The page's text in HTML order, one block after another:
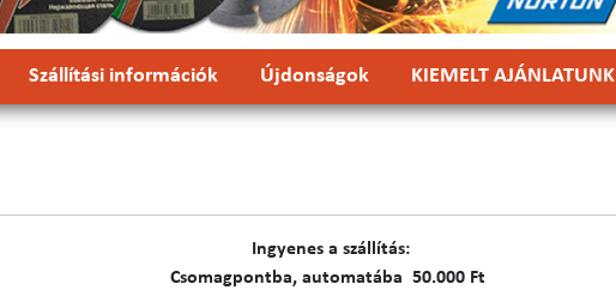
Szállítási információk Újdonságok KIEMELT AJÁNLATUNK
Ingyenes a szállítás:
C​​​somagpontba, automatába 50.000 Ft